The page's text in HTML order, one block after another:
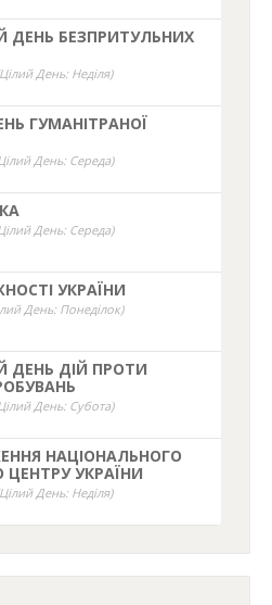
ДЕНЬ БЕЗПРИТУЛЬНИХ
День: Неділя)
ГУМАНІТРАНОЇ
День: Середа)
День: Середа)
УКРАЇНИ
День: Понеділок)
ДЕНЬ ДІЙ ПРОТИ
День: Субота)
НАЦІОНАЛЬНОГО
ЦЕНТРУ УКРАЇНИ
День: Неділя)